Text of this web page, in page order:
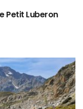
Petit Luberon